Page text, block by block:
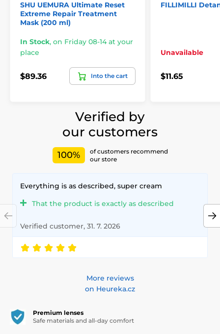
SHU UEMURA Ultimate Reset
Extreme Repair Treatment
Mask (200 ml)
In Stock, on Friday 08-14 at your
place
$89.36 Into the cart
FILLIMILLI
Unavailable
$11.65
Verified by
our customers
100%
of customers recommend
our store
Everything is as described, super cream
That the product is exactly as described
Verified customer, 31. 7. 2026
More reviews
on Heureka.cz
Premium lenses
Safe materials and all-day comfort